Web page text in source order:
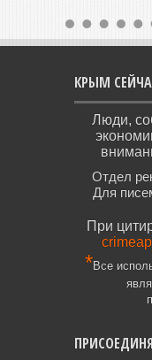
КРЫМ
Люди,
Отдел
Для
При
*Все